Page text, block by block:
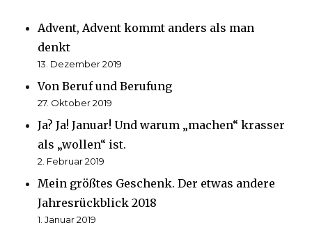
Advent, Advent kommt anders als man
denkt
13. Dezember 2019
Von Beruf und Berufung
27. Oktober 2019
Ja? Ja! Januar! Und warum „machen“ krasser
als „wollen“ ist.
2. Februar 2019
Mein größtes Geschenk. Der etwas andere
Jahresrückblick 2018
1. Januar 2019